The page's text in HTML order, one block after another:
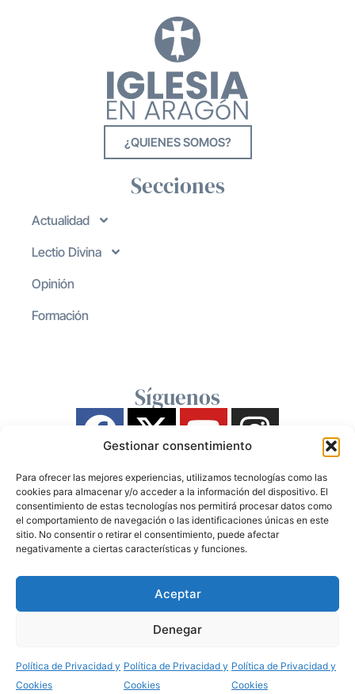
Gestionar consentimiento
Para ofrecer las mejores experiencias, utilizamos tecnologías como las
cookies para almacenar y/o acceder a la información del dispositivo. El
consentimiento de estas tecnologías nos permitirá procesar datos como
el comportamiento de navegación o las identificaciones únicas en este
sitio. No consentir o retirar el consentimiento, puede afectar
negativamente a ciertas características y funciones.
Aceptar
Denegar
Política de Privacidad y
Cookies
Política de Privacidad y
Cookies
Política de Privacidad y
Cookies
¿QUIENES SOMOS?
Secciones
Actualidad
Lectio Divina
Opinión
Formación
Síguenos